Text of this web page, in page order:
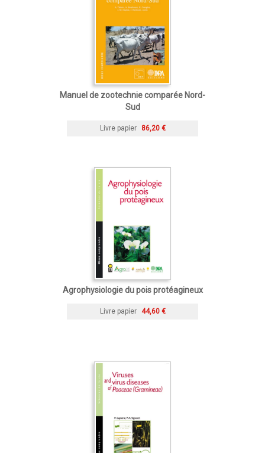
Manuel de zootechnie comparée Nord-
Sud
Livre papier 86,20 €
Agrophysiologie du pois protéagineux
Livre papier 44,60 €